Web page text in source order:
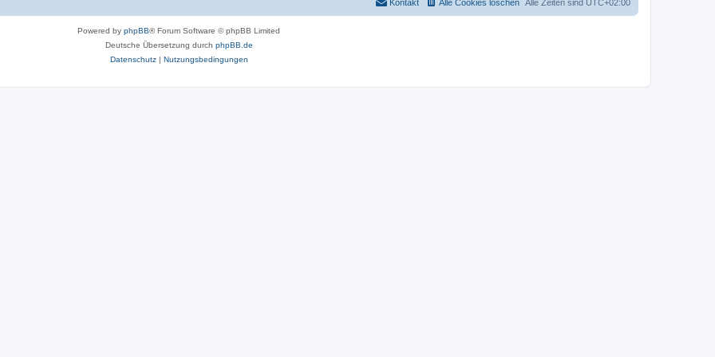
Alle Zeiten sind UTC+02:00
Alle Cookies löschen
Kontakt
Powered by phpBB® Forum Software © phpBB Limited
Deutsche Übersetzung durch phpBB.de
Datenschutz| Nutzungsbedingungen